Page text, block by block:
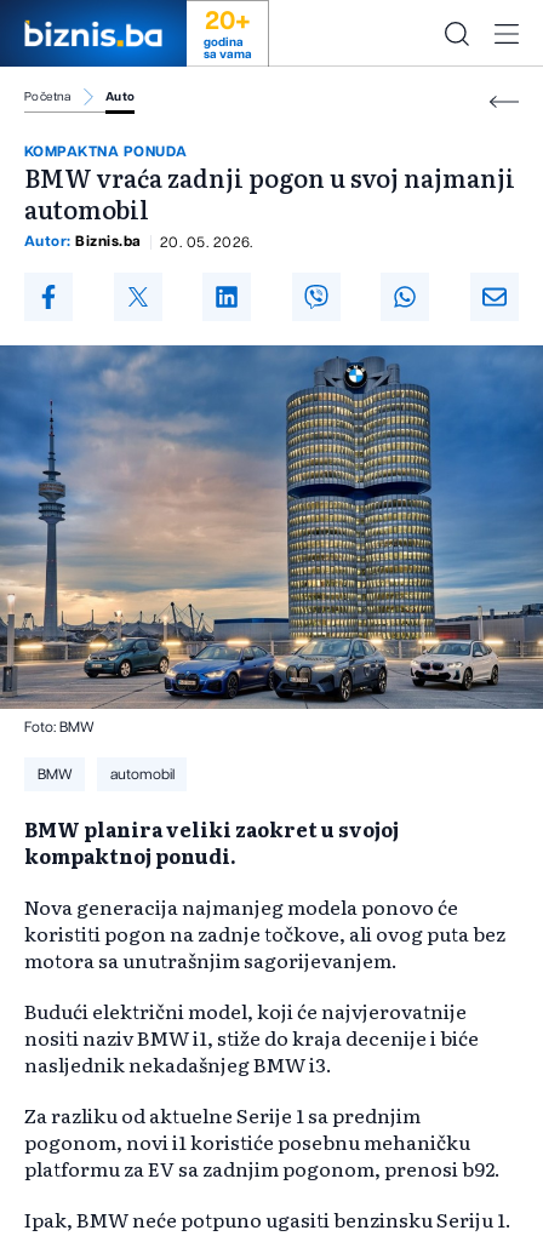
20+
godina
sa vama
Početna Auto
KOMPAKTNA PONUDA
BMW vraća zadnji pogon u svoj najmanji
automobil
Autor: Biznis.ba 20. 05. 2026.
Foto: BMW
BMW automobil
BMW planira veliki zaokret u svojoj
kompaktnoj ponudi.
Nova generacija najmanjeg modela ponovo će
koristiti pogon na zadnje točkove, ali ovog puta bez
motora sa unutrašnjim sagorijevanjem.
Budući električni model, koji će najvjerovatnije
nositi naziv BMW i1, stiže do kraja decenije i biće
nasljednik nekadašnjeg BMW i3.
Za razliku od aktuelne Serije 1 sa prednjim
pogonom, novi i1 koristiće posebnu mehaničku
platformu za EV sa zadnjim pogonom, prenosi b92.
Ipak, BMW neće potpuno ugasiti benzinsku Seriju 1.